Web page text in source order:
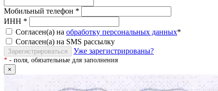
Мобильный телефон *
ИНН *
Согласен(а) на обработку персональных данных*
Согласен(а) на SMS рассылку
Зарегистрироваться Уже зарегистрированы?
* - поля, обязательные для заполнения
×